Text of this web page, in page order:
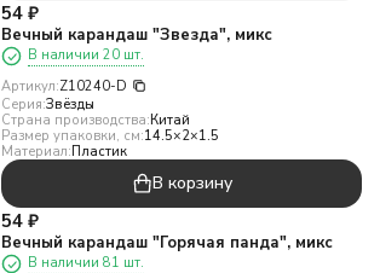
54 ₽
Вечный карандаш "Звезда", микс
В наличии 20 шт.
Артикул:Z10240-D
Серия:Звёзды
Страна производства:Китай
Размер упаковки, см:14.5×2×1.5
Материал:Пластик
В корзину
54 ₽
Вечный карандаш "Горячая панда", микс
В наличии 81 шт.